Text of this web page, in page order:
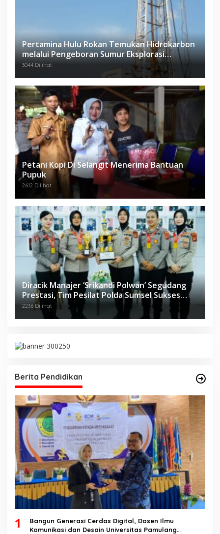
Pertamina Hulu Rokan Temukan Hidrokarbon
melalui Pengeboran Sumur Eksplorasi
Anggrek Violet (AVO)-001
3044 Dilihat
Petani Kopi Di Selangit Menerima Bantuan
Pupuk
2612 Dilihat
Diracik Manajer ‘Srikandi Polwan’ Segudang
Prestasi, Tim Pesilat Polda Sumsel Sukses
Diajang Kejurnas Menpora Cup II 2024
2236 Dilihat
Berita Pendidikan
1
Bangun Generasi Cerdas Digital, Dosen Ilmu
Komunikasi dan Desain Universitas Pamulang